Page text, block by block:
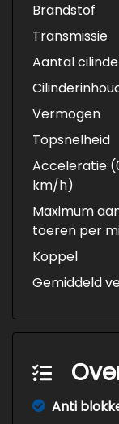
Brandstof
Transmissie
Aantal
Vermogen
Topsnelheid
Acceleratie
km/h)
Maximum
toeren per
Koppel
Gemiddeld
Anti